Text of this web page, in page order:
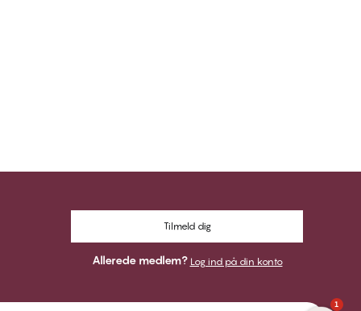
Tilmeld dig
Allerede medlem? Log ind på din konto
1